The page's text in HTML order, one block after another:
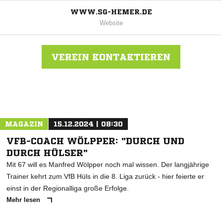
WWW.SG-HEMER.DE
Website
VEREIN KONTAKTIEREN
MAGAZIN 15.12.2024 | 08:30
VFB-COACH WÖLPPER: "DURCH UND
DURCH HÜLSER"
Mit 67 will es Manfred Wölpper noch mal wissen. Der langjährige
Trainer kehrt zum VfB Hüls in die 8. Liga zurück - hier feierte er
einst in der Regionalliga große Erfolge.
Mehr lesen